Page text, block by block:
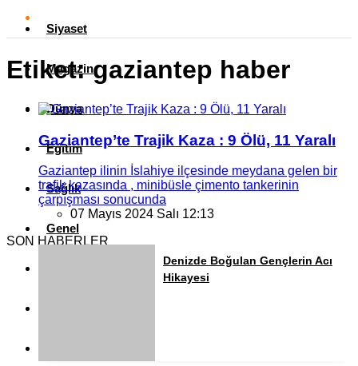
Siyaset
Magazin
Dünya
Eğitim
Sağlık
Genel
Etiket:gaziantep haber
Gaziantep’te Trajik Kaza : 9 Ölü, 11 Yaralı
Gaziantep ilinin İslahiye ilçesinde meydana gelen bir
trafik kazasında , minibüsle çimento tankerinin
çarpışması sonucunda
07 Mayıs 2024 Salı 12:13
SON HABERLER
Denizde Boğulan Gençlerin Acı
Hikayesi